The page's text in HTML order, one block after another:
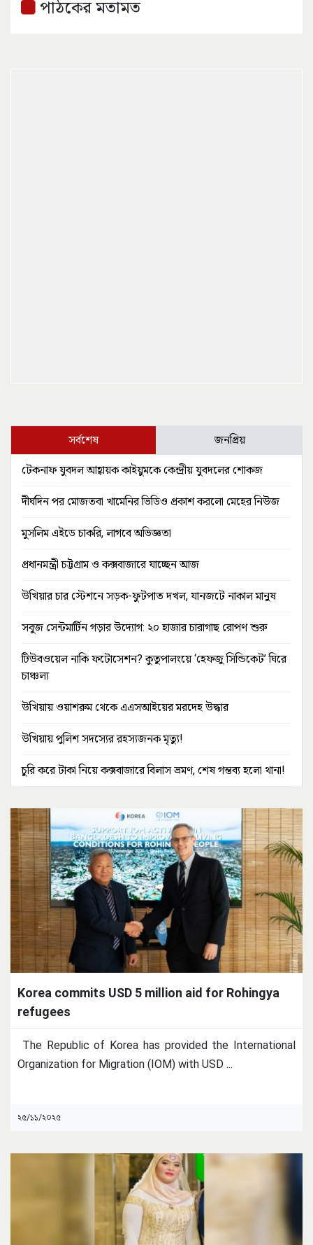
পাঠকের মতামত
সর্বশেষ জনপ্রিয়
টেকনাফ যুবদল আহ্বায়ক কাইয়ুমকে কেন্দ্রীয় যুবদলের শোকজ
দীর্ঘদিন পর মোজতবা খামেনির ভিডিও প্রকাশ করলো মেহের নিউজ
মুসলিম এইডে চাকরি, লাগবে অভিজ্ঞতা
প্রধানমন্ত্রী চট্টগ্রাম ও কক্সবাজারে যাচ্ছেন আজ
উখিয়ার চার স্টেশনে সড়ক-ফুটপাত দখল, যানজটে নাকাল মানুষ
সবুজ সেন্টমার্টিন গড়ার উদ্যোগ: ২০ হাজার চারাগাছ রোপণ শুরু
টিউবওয়েল নাকি ফটোসেশন? কুতুপালংয়ে ‘হেফজু সিন্ডিকেট’ ঘিরে
চাঞ্চল্য
উখিয়ায় ওয়াশরুম থেকে এএসআইয়ের মরদেহ উদ্ধার
উখিয়ায় পুলিশ সদস্যের রহস্যজনক মৃত্যু!
চুরি করে টাকা নিয়ে কক্সবাজারে বিলাস ভ্রমণ, শেষ গন্তব্য হলো থানা!
Korea commits USD 5 million aid for Rohingya
refugees
The Republic of Korea has provided the International
Organization for Migration (IOM) with USD ...
২৫/১১/২০২৫